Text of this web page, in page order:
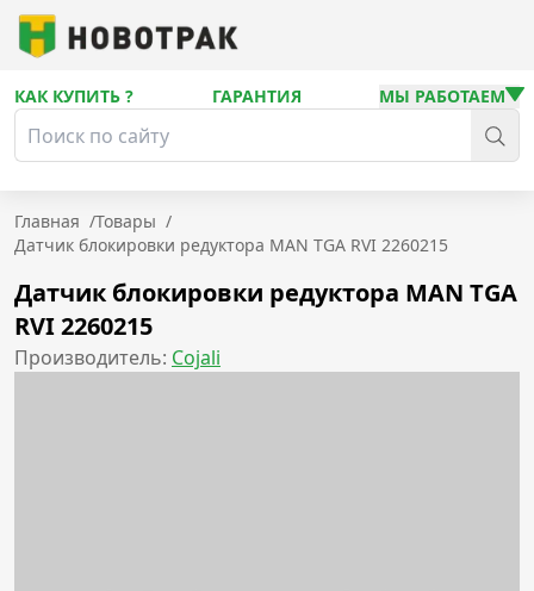
КАК КУПИТЬ ? ГАРАНТИЯ МЫ РАБОТАЕМ
Главная /Товары /
Датчик блокировки редуктора MAN TGA RVI 2260215
Датчик блокировки редуктора MAN TGA
RVI 2260215
Производитель: Cojali